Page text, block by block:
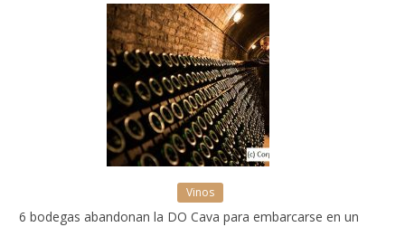
Vinos
6 bodegas abandonan la DO Cava para embarcarse en un